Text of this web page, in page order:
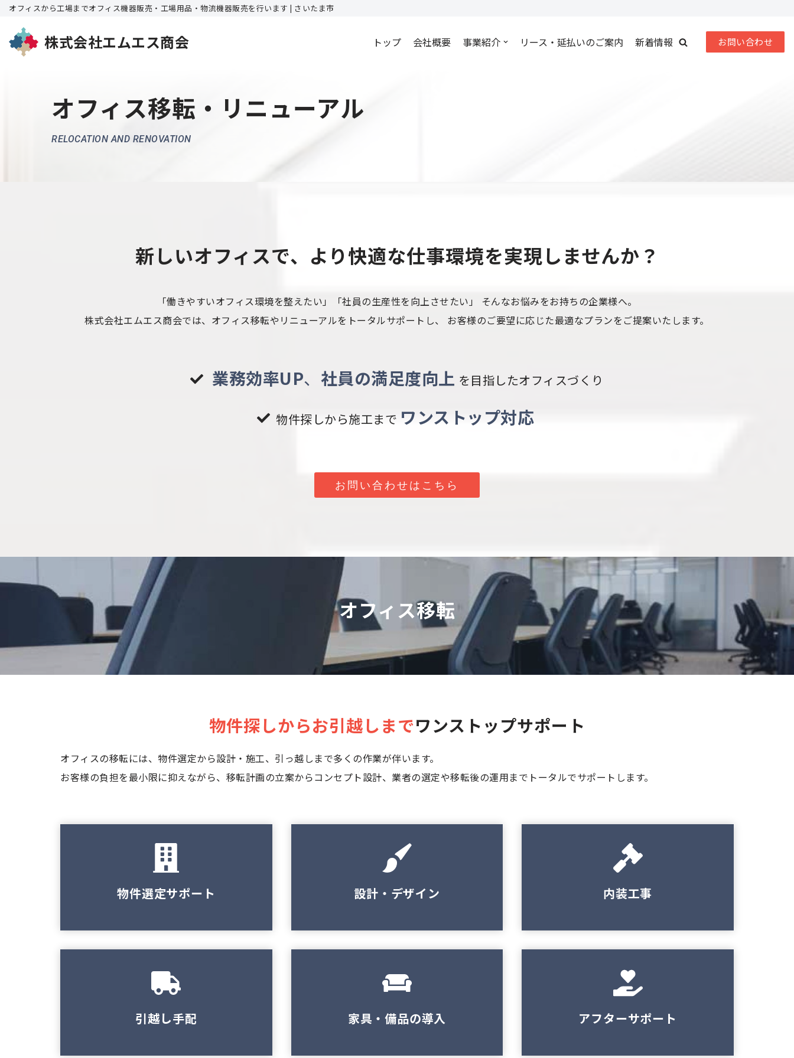
コ
ン
オフィスから工場までオフィス機器販売・工場用品・物流機器販売を行います | さいたま市
株式会社エムエス商会 トップ 会社概要 事業紹介 リース・延払いのご案内 新着情報 お問い合わせ
オフィス移転・リニューアル
RELOCATION AND RENOVATION
新しいオフィスで、 より快適な仕事環境を実現しませんか？
「働きやすいオフィス環境を整えたい」「社員の生産性を向上させたい」 そんなお悩みをお持ちの企業様へ。
株式会社エムエス商会では、オフィス移転やリニューアルをトータルサポートし、 お客様のご要望に応じた最適なプランをご提案いたします。
業務効率UP、 社員の満足度向上 を目指したオフィスづくり
物件探しから施工まで ワンストップ対応
お問い合わせはこちら
オフィス移転
物件探しからお引越しまでワンストップサポート
オフィスの移転には、物件選定から設計・施工、引っ越しまで多くの作業が伴います。
お客様の負担を最小限に抑えながら、移転計画の立案からコンセプト設計、業者の選定や移転後の運用までトータルでサポートします。
物件選定サポート 設計・デザイン 内装工事
引越し手配 家具・備品の導入 アフターサポート